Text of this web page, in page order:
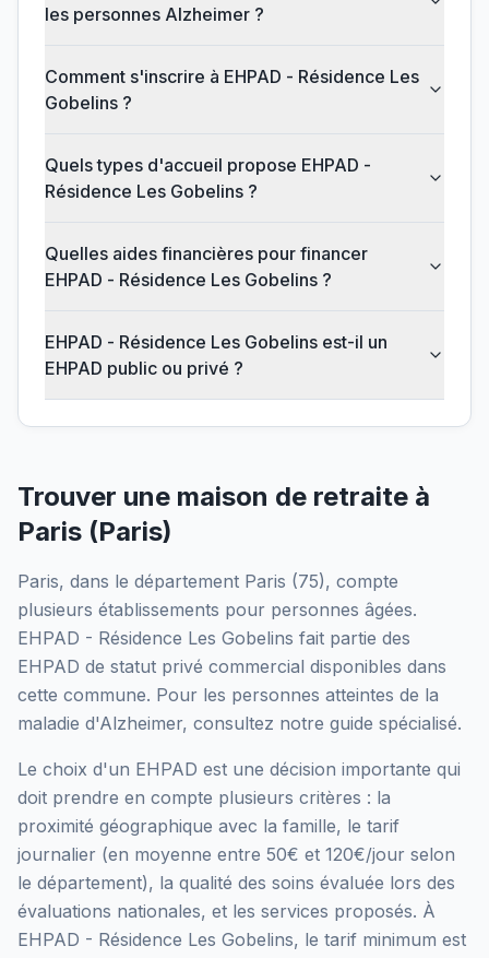
les personnes Alzheimer ?
Comment s'inscrire à EHPAD - Résidence Les
Gobelins ?
Quels types d'accueil propose EHPAD -
Résidence Les Gobelins ?
Quelles aides financières pour financer
EHPAD - Résidence Les Gobelins ?
EHPAD - Résidence Les Gobelins est-il un
EHPAD public ou privé ?
Trouver une maison de retraite à
Paris (Paris)
Paris, dans le département Paris (75), compte
plusieurs établissements pour personnes âgées.
EHPAD - Résidence Les Gobelins fait partie des
EHPAD de statut privé commercial disponibles dans
cette commune. Pour les personnes atteintes de la
maladie d'Alzheimer, consultez notre guide spécialisé.
Le choix d'un EHPAD est une décision importante qui
doit prendre en compte plusieurs critères : la
proximité géographique avec la famille, le tarif
journalier (en moyenne entre 50€ et 120€/jour selon
le département), la qualité des soins évaluée lors des
évaluations nationales, et les services proposés. À
EHPAD - Résidence Les Gobelins, le tarif minimum est